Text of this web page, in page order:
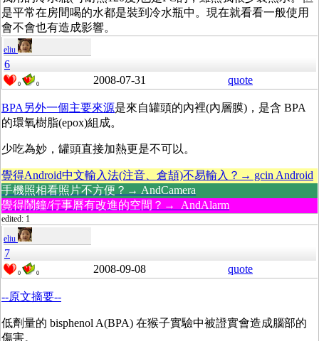
是平常在房間喝的水都是裝到冷水瓶中。現在就看看一般使用
會不會也有造成影響。
eliu
6
0 0 2008-07-31 quote
BPA另外一個主要來源是來自罐頭的內裡(內層膜)，是含 BPA
的環氧樹脂(epox)組成。
少吃為妙，罐頭直接加熱更是不可以。
覺得Android中文輸入法(注音、倉頡)不易輸入？→ gcin Android
手機照相看照片不方便？→ AndCamera
覺得鬧鐘/行事曆有改進的空間？→ AndAlarm
edited: 1
eliu
7
0 0 2008-09-08 quote
--原文摘要--
低劑量的 bisphenol A(BPA) 在猴子實驗中被證實會造成腦部的
傷害。